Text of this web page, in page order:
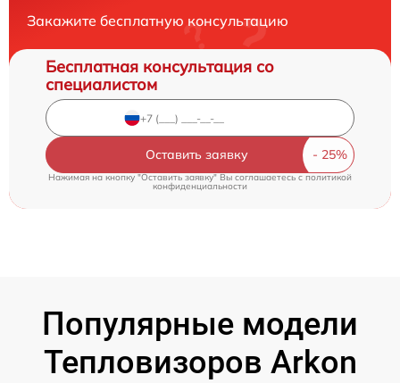
Закажите бесплатную консультацию
Бесплатная консультация со
специалистом
Оставить заявку
Нажимая на кнопку "Оставить заявку" Вы соглашаетесь c политикой
конфиденциальности
Популярные модели
Тепловизоров Arkon